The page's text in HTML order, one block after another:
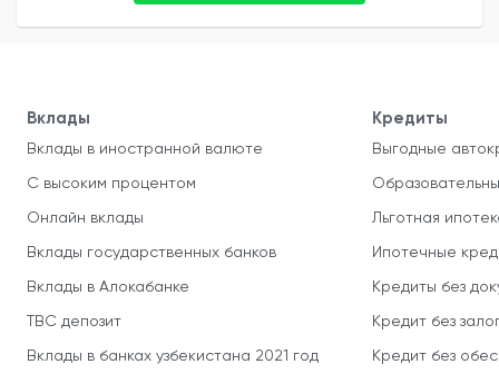
Вклады
Вклады в иностранной валюте
С высоким процентом
Онлайн вклады
Вклады государственных банков
Вклады в Алокабанке
TBC депозит
Вклады в банках узбекистана 2021 год
Кредиты
Выгодные
Льготная
Ипотечные
Кредиты без
Кредит без
Кредит без